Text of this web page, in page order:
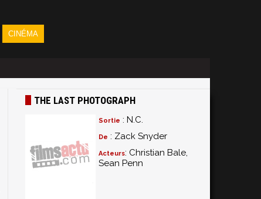
CINÉMA
THE LAST PHOTOGRAPH
Sortie : N.C.
De : Zack Snyder
Acteurs: Christian Bale,
Sean Penn